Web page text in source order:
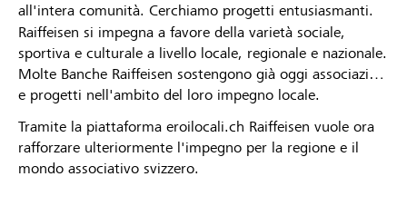
all'intera comunità. Cerchiamo progetti entusiasmanti.
Raiffeisen si impegna a favore della varietà sociale,
sportiva e culturale a livello locale, regionale e nazionale.
Molte Banche Raiffeisen sostengono già oggi associazioni
e progetti nell'ambito del loro impegno locale.
Tramite la piattaforma eroilocali.ch Raiffeisen vuole ora
rafforzare ulteriormente l'impegno per la regione e il
mondo associativo svizzero.